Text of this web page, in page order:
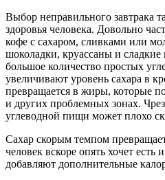
Выбор неправильного завтрака
здоровья человека. Довольно
кофе с сахаром, сливками или
шоколадки, круассаны и
большое количество простых
увеличивают уровень сахара в
превращается в жиры, которые
и других проблемных зонах.
углеводной пищи может плохо
Сахар скорым темпом
человек вскоре опять хочет есть
добавляют дополнительные